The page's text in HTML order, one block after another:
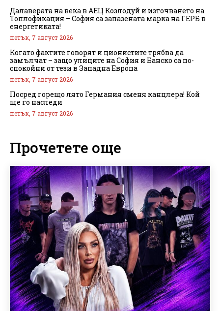
Далаверата на века в АЕЦ Козлодуй и източването на
Топлофикация – София са запазената марка на ГЕРБ в
енергетиката!
петък, 7 август 2026
Когато фактите говорят и ционистите трябва да
замълчат – защо улиците на София и Банско са по-
спокойни от тези в Западна Европа
петък, 7 август 2026
Посред горещо лято Германия сменя канцлера! Кой
ще го наследи
петък, 7 август 2026
Прочетете още